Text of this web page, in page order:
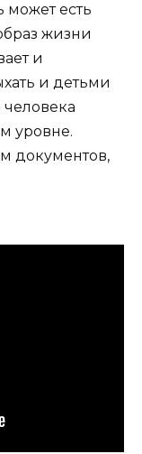
может есть
жизни
и
и детьми
человека
уровне.
документов,